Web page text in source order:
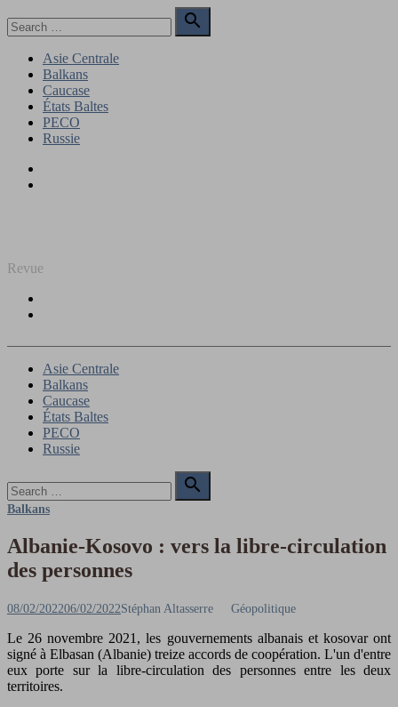
to
for:

Search
Asie Centrale
Balkans
Caucase
États Baltes
PECO
Russie
Revue
Asie Centrale
Balkans
Caucase
États Baltes
PECO
Russie
for:

Search
Balkans
Albanie-Kosovo : vers la libre-circulation
des personnes
Posted
08/02/202206/02/2022Author
Stéphan Altasserre Géopolitique
Le 26 novembre 2021, les gouvernements albanais et kosovar ont
signé à Elbasan (Albanie) treize accords de coopération. L'un d'entre
eux porte sur la libre-circulation des personnes entre les deux
territoires.